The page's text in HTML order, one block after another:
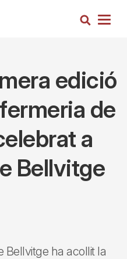
Cerca
edició
de
a
Bellvitge
Bellvitge ha acollit la